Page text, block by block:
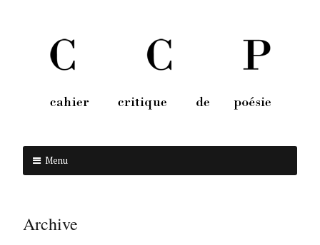
Menu
Archive